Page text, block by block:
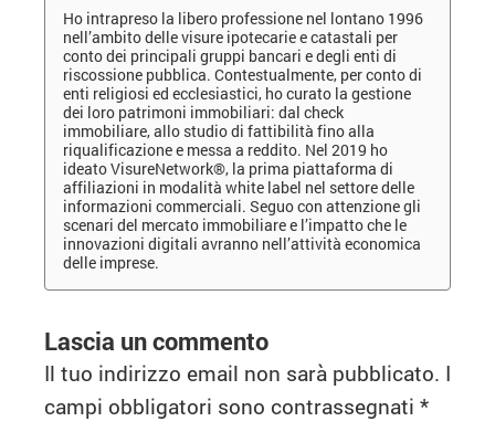
Ho intrapreso la libero professione nel lontano 1996
nell’ambito delle visure ipotecarie e catastali per
conto dei principali gruppi bancari e degli enti di
riscossione pubblica. Contestualmente, per conto di
enti religiosi ed ecclesiastici, ho curato la gestione
dei loro patrimoni immobiliari: dal check
immobiliare, allo studio di fattibilità fino alla
riqualificazione e messa a reddito. Nel 2019 ho
ideato VisureNetwork®, la prima piattaforma di
affiliazioni in modalità white label nel settore delle
informazioni commerciali. Seguo con attenzione gli
scenari del mercato immobiliare e l’impatto che le
innovazioni digitali avranno nell’attività economica
delle imprese.
Lascia un commento
Il tuo indirizzo email non sarà pubblicato. I
campi obbligatori sono contrassegnati *